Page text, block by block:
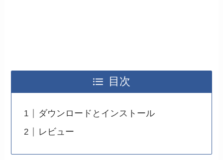
目次
ダウンロードとインストール
レビュー